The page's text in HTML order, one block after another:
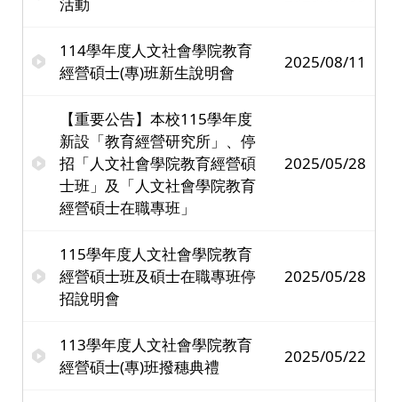
活動
114學年度人文社會學院教育
經營碩士(專)班新生說明會
2025/08/11
【重要公告】本校115學年度
新設「教育經營研究所」、停
招「人文社會學院教育經營碩
士班」及「人文社會學院教育
經營碩士在職專班」
2025/05/28
115學年度人文社會學院教育
經營碩士班及碩士在職專班停
招說明會
2025/05/28
113學年度人文社會學院教育
經營碩士(專)班撥穗典禮
2025/05/22